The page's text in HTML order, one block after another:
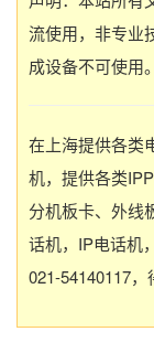
流使用，非专业
成设备不可使用
在上海提供各类
机，提供各类
分机板卡、外线
话机，IP电话机
021-54140117，